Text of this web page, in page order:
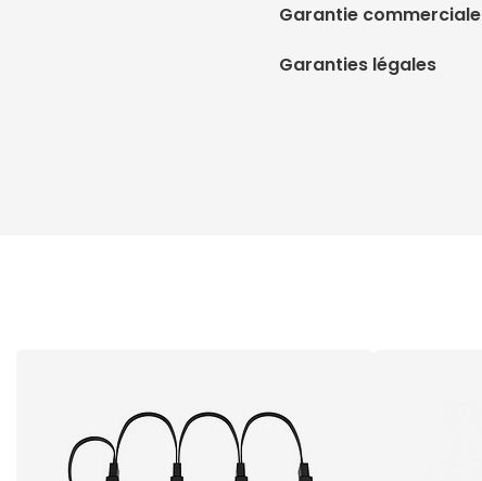
Garantie commerciale
Garanties légales